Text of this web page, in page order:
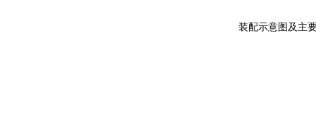
装配示意图及主